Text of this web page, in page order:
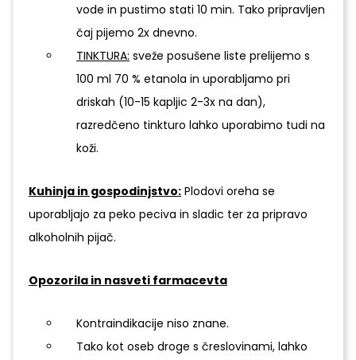
vode in pustimo stati 10 min. Tako pripravljen
čaj pijemo 2x dnevno.
TINKTURA: sveže posušene liste prelijemo s
100 ml 70 % etanola in uporabljamo pri
driskah (10-15 kapljic 2-3x na dan),
razredčeno tinkturo lahko uporabimo tudi na
koži.
Kuhinja in gospodinjstvo: Plodovi oreha se
uporabljajo za peko peciva in sladic ter za pripravo
alkoholnih pijač.
Opozorila in nasveti farmacevta
Kontraindikacije niso znane.
Tako kot oseb droge s čreslovinami, lahko